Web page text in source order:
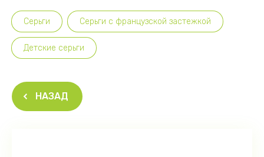
Серьги Серьги с французской застежкой
Детские серьги
НАЗАД